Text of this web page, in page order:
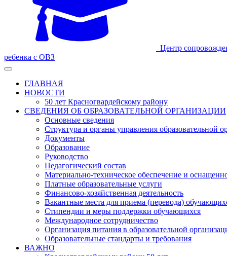
Центр
ребенка с ОВЗ
ГЛАВНАЯ
НОВОСТИ
50 лет Красногвардейскому району
СВЕДЕНИЯ ОБ ОБРАЗОВАТЕЛЬНОЙ ОРГАНИЗАЦИИ
Основные сведения
Структура и органы управления образовательной
Документы
Образование
Руководство
Педагогический состав
Материально-техническое обеспечение и
Платные образовательные услуги
Финансово-хозяйственная деятельность
Вакантные места для приема (перевода)
Стипендии и меры поддержки обучающихся
Международное сотрудничество
Организация питания в образовательной
Образовательные стандарты и требования
ВАЖНО